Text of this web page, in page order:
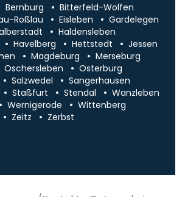
Bernburg
Bitterfeld-Wolfen
Roßlau Eisleben
Gardelegen
Haldensleben
Havelberg Hettstedt
Jessen
Magdeburg
Merseburg
Oschersleben
Osterburg
Salzwedel
Sangerhausen
Staßfurt Stendal
Wanzleben
Wernigerode
Wittenberg
Zeitz Zerbst